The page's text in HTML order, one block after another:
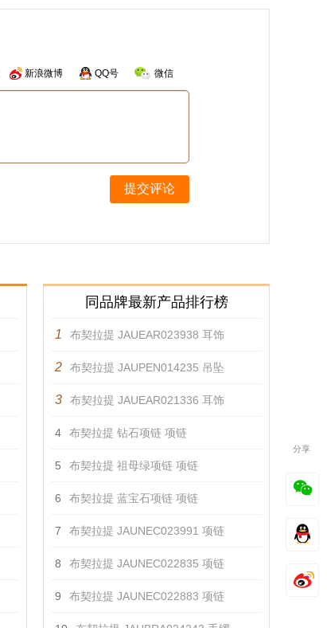
新浪微博 QQ号 微信
提交评论
同品牌最新产品排行榜
1 布契拉提 JAUEAR023938 耳饰
2 布契拉提 JAUPEN014235 吊坠
3 布契拉提 JAUEAR021336 耳饰
4 布契拉提 钻石项链 项链
5 布契拉提 祖母绿项链 项链
6 布契拉提 蓝宝石项链 项链
7 布契拉提 JAUNEC023991 项链
8 布契拉提 JAUNEC022835 项链
9 布契拉提 JAUNEC022883 项链
分享